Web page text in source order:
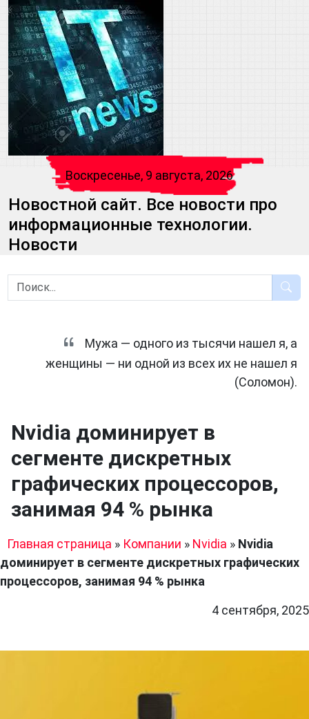
Воскресенье, 9 августа, 2026
Новостной сайт. Все новости про
информационные технологии.
Новости
Мужа — одного из тысячи нашел я, а
женщины — ни одной из всех их не нашел я
(Соломон).
Nvidia доминирует в
сегменте дискретных
графических процессоров,
занимая 94 % рынка
Главная страница » Компании » Nvidia » Nvidia
доминирует в сегменте дискретных графических
процессоров, занимая 94 % рынка
4 сентября, 2025